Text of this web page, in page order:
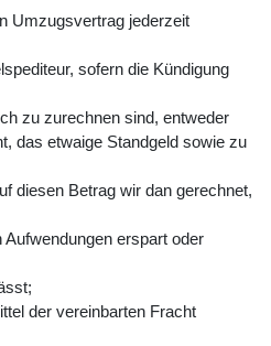
Umzugsvertrag jederzeit
sofern die Kündigung
zu zurechnen sind, entweder
das etwaige Standgeld sowie zu
diesen Betrag wir dan gerechnet,
erspart oder
der vereinbarten Fracht